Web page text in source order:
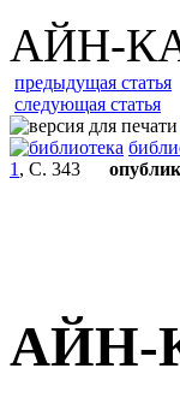
АЙН-
предыдущая статья
следующая статья
1 , С. 343
АЙН-